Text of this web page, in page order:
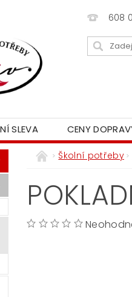
608
SLEVA CENY
Školní potřeby